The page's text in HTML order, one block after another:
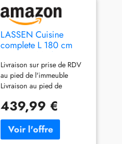
LASSEN Cuisine
complete L 180 cm
avec meuble four et
plans de travail - Gris
Matera
Livraison sur prise de RDV
au pied de l'immeuble
Livraison au pied de
rendez-vous rapide ; délai
de livraison pouvant aller
jusqu'à 20 jours selon la
région
439,99 €